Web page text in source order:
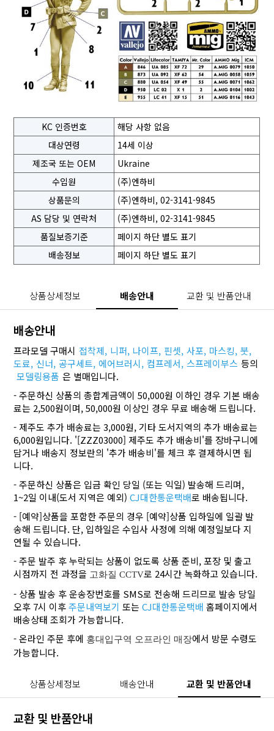
KC 인증번호
해당 사항 없음
대상연령
14세 이상
제조국 또는 OEM
Ukraine
수입원
(주)엔하비
상품문의
(주)엔하비, 02-3141-9845
AS 담당 및 연락처
(주)엔하비, 02-3141-9845
품질보증기준
페이지 하단 별도 표기
배송정보
페이지 하단 별도 표기
상품상세정보 배송안내 교환 및 반품안내
배송안내
프라모델 구매시 접착제, 니퍼, 나이프, 핀셋, 사포, 마스킹, 붓,
도료, 신너, 공구세트, 에어브러시, 컴프레서, 스프레이부스 등의
모델링용품 은 별매입니다.
- 주문하신 상품의 총합계금액이 50,000원 이하인 경우 기본 배송
료는 2,500원이며, 50,000원 이상인 경우 무료 배송해 드립니다.
- 제주도 추가 배송료는 3,000원, 기타 도서지역의 추가 배송료는
6,000원입니다. '[ZZZ03000] 제주도 추가 배송비'를 장바구니에
담거나 배송지 정보란의 '추가 배송비'를 체크 후 결제하시면 됩
니다.
- 주문하신 상품은 입금 확인 당일 (또는 익일) 발송해 드리며,
1~2일 이내(도서 지역은 예외)CJ대한통운택배로 배송됩니다.
- [예약]상품을 포함한 주문의 경우 [예약]상품 입하일에 일괄 발
송해 드립니다. 단, 입하일은 수입사 사정에 의해 예정일보다 지
연될 수 있습니다.
- 주문 발주 후 누락되는 상품이 없도록 상품 준비, 포장 및 출고
시점까지 전 과정을 고화질 CCTV로 24시간 녹화하고 있습니다.
- 상품 발송 후 운송장번호를 SMS로 전송해 드리므로 발송 당일
오후 7시 이후주문내역보기 또는CJ대한통운택배 홈페이지에서
배송상태 조회가 가능합니다.
- 온라인 주문 후에 홍대입구역 오프라인 매장에서 방문 수령도
가능합니다.
상품상세정보 배송안내 교환 및 반품안내
교환 및 반품안내